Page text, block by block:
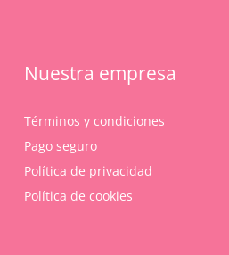
Nuestra empresa
Términos y condiciones
Pago seguro
Política de privacidad
Política de cookies